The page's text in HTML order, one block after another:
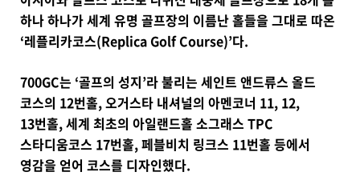
하나 하나가 세계 유명 골프장의 이름난 홀들을 그대로 따온
‘레플리카코스(Replica Golf Course)’다.
700GC는 ‘골프의 성지’라 불리는 세인트 앤드류스 올드
코스의 12번홀, 오거스타 내셔널의 아멘코너 11, 12,
13번홀, 세계 최초의 아일랜드홀 소그래스 TPC
스타디움코스 17번홀, 페블비치 링크스 11번홀 등에서
영감을 얻어 코스를 디자인했다.